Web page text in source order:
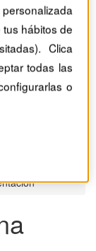
hábitos de
Clica
todas las
o